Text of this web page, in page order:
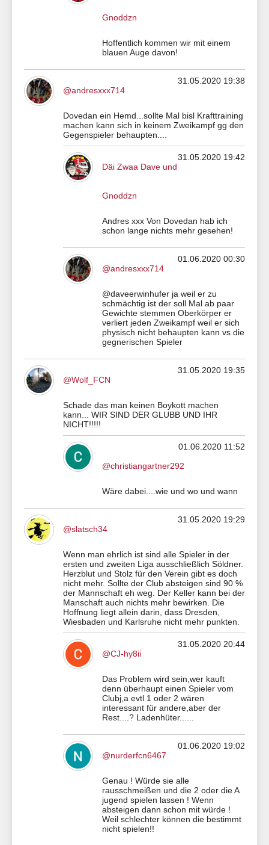
Gnoddzn
Hoffentlich kommen wir mit einem
blauen Auge davon!
31.05.2020 19:38
@andresxxx714
Dovedan ein Hemd...sollte Mal bisl Krafttraining
machen kann sich in keinem Zweikampf gg den
Gegenspieler behaupten....
31.05.2020 19:42
Däi Zwaa Dave und
Gnoddzn
Andres xxx Von Dovedan hab ich
schon lange nichts mehr gesehen!
01.06.2020 00:30
@andresxxx714
@daveerwinhufer ja weil er zu
schmächtig ist der soll Mal ab paar
Gewichte stemmen Oberkörper er
verliert jeden Zweikampf weil er sich
physisch nicht behaupten kann vs die
gegnerischen Spieler
31.05.2020 19:35
@Wolf_FCN
Schade das man keinen Boykott machen
kann... WIR SIND DER GLUBB UND IHR
NICHT!!!!!
01.06.2020 11:52
@christiangartner292
Wäre dabei....wie und wo und wann
31.05.2020 19:29
@slatsch34
Wenn man ehrlich ist sind alle Spieler in der
ersten und zweiten Liga ausschließlich Söldner.
Herzblut und Stolz für den Verein gibt es doch
nicht mehr. Sollte der Club absteigen sind 90 %
der Mannschaft eh weg. Der Keller kann bei der
Manschaft auch nichts mehr bewirken. Die
Hoffnung liegt allein darin, dass Dresden,
Wiesbaden und Karlsruhe nicht mehr punkten.
31.05.2020 20:44
@CJ-hy8ii
Das Problem wird sein,wer kauft
denn überhaupt einen Spieler vom
Clubj,a evtl 1 oder 2 wären
interessant für andere,aber der
Rest....? Ladenhüter......
01.06.2020 19:02
@nurderfcn6467
Genau ! Würde sie alle
rausschmeißen und die 2 oder die A
jugend spielen lassen ! Wenn
absteigen dann schon mit würde !
Weil schlechter können die bestimmt
nicht spielen!!